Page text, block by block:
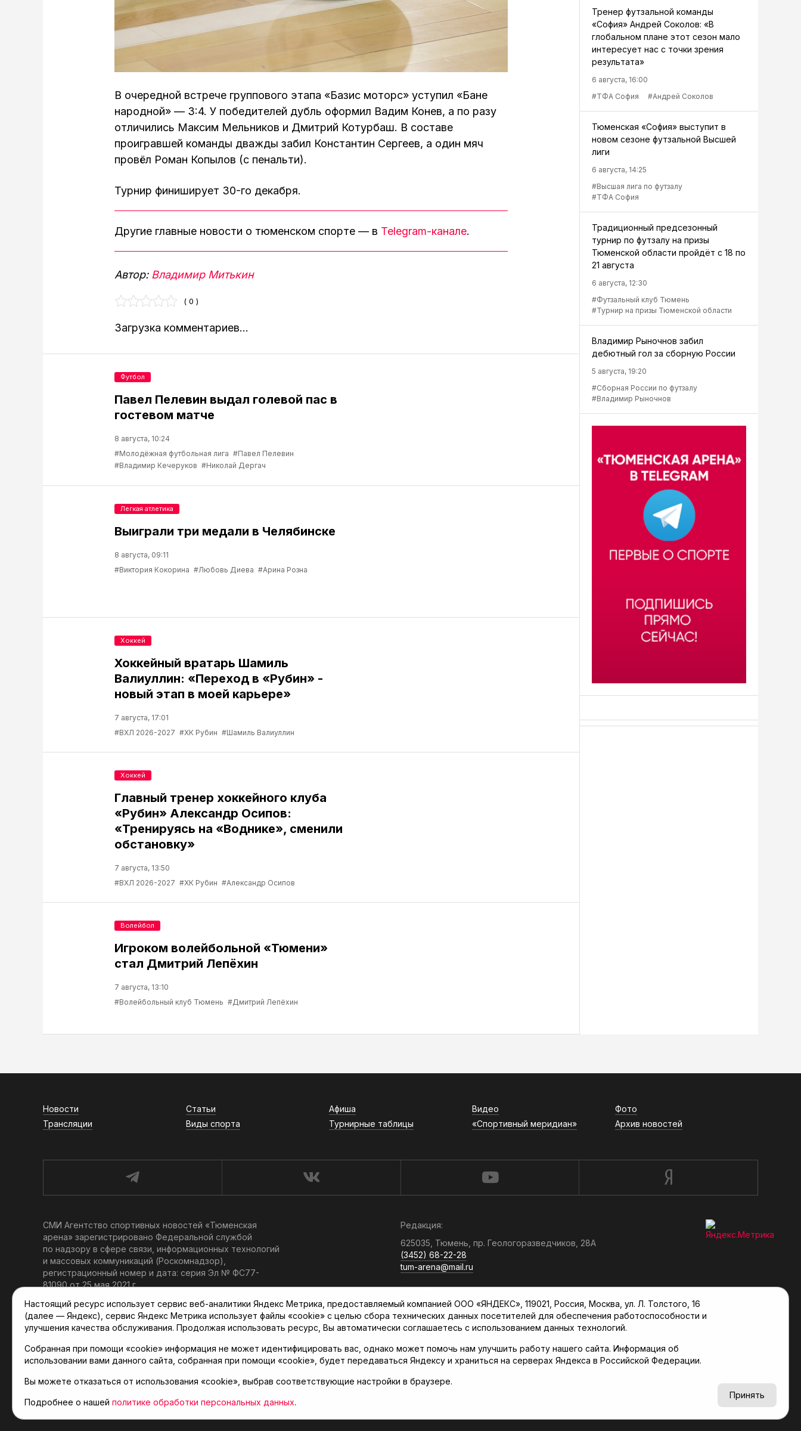
В очередной встрече группового этапа «Базис моторс» уступил «Бане
народной» — 3:4. У победителей дубль оформил Вадим Конев, а по разу
отличились Максим Мельников и Дмитрий Котурбаш. В составе
проигравшей команды дважды забил Константин Сергеев, а один мяч
провёл Роман Копылов (с пенальти).
Турнир финиширует 30-го декабря.
Другие главные новости о тюменском спорте — в Telegram-канале.
Автор: Владимир Митькин
( 0 )
Загрузка комментариев...
Павел Пелевин выдал голевой пас в
гостевом матче
8 августа, 10:24
#Молодёжная футбольная лига #Павел Пелевин
#Владимир Кечеруков #Николай Дергач
Футбол
Выиграли три медали в Челябинске
8 августа, 09:11
#Виктория Кокорина #Любовь Диева #Арина Розна
Легкая атлетика
Хоккейный вратарь Шамиль
Валиуллин: «Переход в «Рубин» -
новый этап в моей карьере»
7 августа, 17:01
#ВХЛ 2026-2027 #ХК Рубин #Шамиль Валиуллин
Хоккей
Главный тренер хоккейного клуба
«Рубин» Александр Осипов:
«Тренируясь на «Воднике», сменили
обстановку»
7 августа, 13:50
#ВХЛ 2026-2027 #ХК Рубин #Александр Осипов
Хоккей
Игроком волейбольной «Тюмени»
стал Дмитрий Лепёхин
7 августа, 13:10
#Волейбольный клуб Тюмень #Дмитрий Лепёхин
Волейбол
Тренер футзальной команды
«София» Андрей Соколов: «В
глобальном плане этот сезон мало
интересует нас с точки зрения
результата»
6 августа, 16:00
#ТФА София
#Андрей Соколов
Тюменская «София» выступит в
новом сезоне футзальной Высшей
лиги
6 августа, 14:25
#Высшая лига по футзалу
#ТФА София
Традиционный предсезонный
турнир по футзалу на призы
Тюменской области пройдёт с 18 по
21 августа
6 августа, 12:30
#Футзальный клуб Тюмень
#Турнир на призы Тюменской области
Владимир Рыночнов забил
дебютный гол за сборную России
5 августа, 19:20
#Сборная России по футзалу
#Владимир Рыночнов
Новости Статьи Афиша Видео
Фото
Трансляции
Виды спорта Турнирные таблицы «Спортивный меридиан» Архив новостей
СМИ Агентство спортивных новостей «Тюменская
арена» зарегистрировано Федеральной службой
по надзору в сфере связи, информационных технологий
и массовых коммуникаций (Роскомнадзор),
регистрационный номер и дата: серия Эл № ФС77-
81090 от 25 мая 2021 г.
Главный редактор: Мартынов В. В.
При использовании материалов ссылка обязательна.
Политика конфиденциальности
Редакция:
625035, Тюмень, пр. Геологоразведчиков, 28А
(3452) 68-22-28
tum-arena@mail.ru
Отдел продаж:
(3452) 68-89-78
kotovaev@sibinformburo.ru
© 2001-2026 Агентство спортивных новостей «Тюменская арена»
Карта сайта
6+
Настоящий ресурс использует сервис веб-аналитики Яндекс Метрика, предоставляемый компанией ООО «ЯНДЕКС», 119021, Россия, Москва, ул. Л. Толстого, 16
(далее — Яндекс), сервис Яндекс Метрика использует файлы «cookie» с целью сбора технических данных посетителей для обеспечения работоспособности и
улучшения качества обслуживания. Продолжая использовать ресурс, Вы автоматически соглашаетесь с использованием данных технологий.
Собранная при помощи «cookie» информация не может идентифицировать вас, однако может помочь нам улучшить работу нашего сайта. Информация об
использовании вами данного сайта, собранная при помощи «cookie», будет передаваться Яндексу и храниться на серверах Яндекса в Российской Федерации.
Вы можете отказаться от использования «cookie», выбрав соответствующие настройки в браузере.
Подробнее о нашей политике обработки персональных данных.
Принять